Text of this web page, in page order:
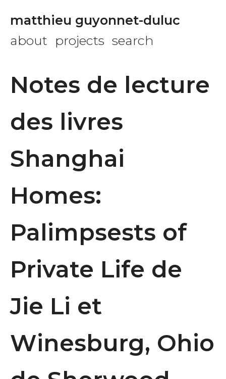
matthieu guyonnet-duluc
about projects search
Notes de lecture
des livres
Shanghai
Homes:
Palimpsests of
Private Life de
Jie Li et
Winesburg, Ohio